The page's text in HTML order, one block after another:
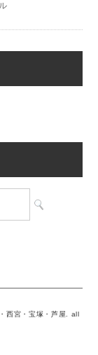
西宮・宝塚・芦屋. all